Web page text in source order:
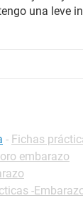
una leve
- Fichas
embarazo
-